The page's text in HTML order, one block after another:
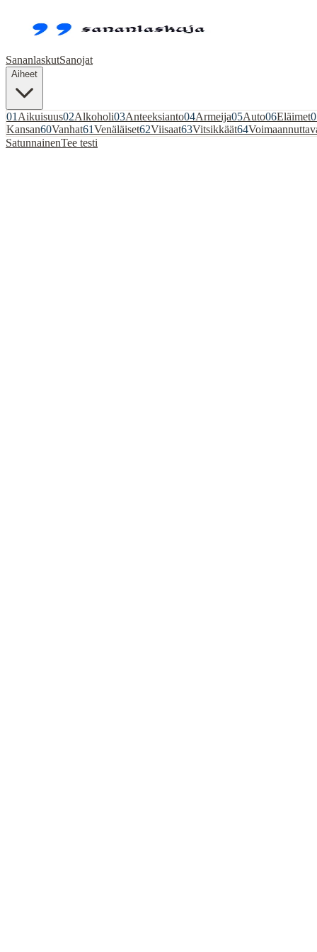
SananlaskutSanojat
Aiheet
01 Aikuisuus02Alkoholi03Anteeksianto04Armeija05Auto06Eläimet
Kansan60Vanhat61Venäläiset62Viisaat63Vitsikkäät64
SatunnainenTee testi